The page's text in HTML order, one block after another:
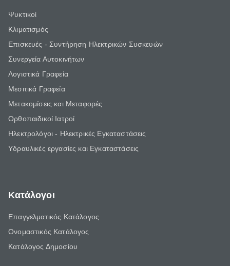
Ψυκτικοί
Κλιματισμός
Επισκευές - Συντήρηση Ηλεκτρικών Συσκευών
Συνεργεία Αυτοκινήτων
Λογιστικά Γραφεία
Μεσιτικά Γραφεία
Μετακομίσεις και Μεταφορές
Ορθοπαιδικοί Ιατροί
Ηλεκτρολόγοι - Ηλεκτρικές Εγκαταστάσεις
Υδραυλικές εργασίες και Εγκαταστάσεις
Κατάλογοι
Επαγγελματικός Κατάλογος
Ονομαστικός Κατάλογος
Κατάλογος Δημοσίου